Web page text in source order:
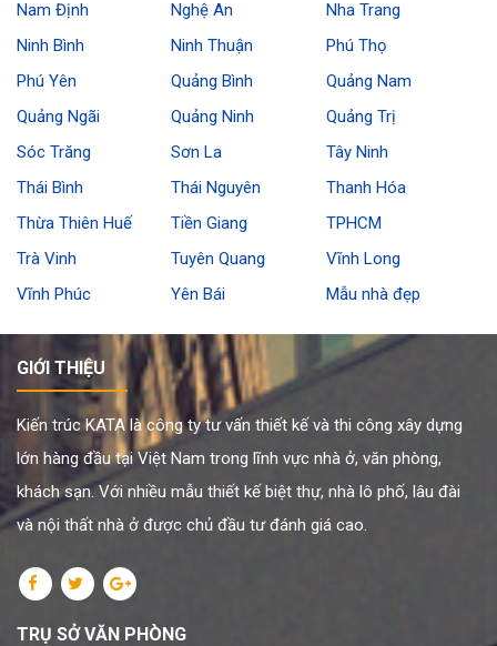
Nam Định
Nghệ An
Nha Trang
Ninh Bình
Ninh Thuận
Phú Thọ
Phú Yên
Quảng Bình
Quảng Nam
Quảng Ngãi
Quảng Ninh
Quảng Trị
Sóc Trăng
Sơn La
Tây Ninh
Thái Bình
Thái Nguyên
Thanh Hóa
Thừa Thiên Huế
Tiền Giang
TPHCM
Trà Vinh
Tuyên Quang
Vĩnh Long
Vĩnh Phúc
Yên Bái Mẫu nhà đẹp
GIỚI THIỆU
Kiến trúc KATA là công ty tư vấn thiết kế và thi công xây dựng
lớn hàng đầu tại Việt Nam trong lĩnh vực nhà ở, văn phòng,
khách sạn. Với nhiều mẫu thiết kế biệt thự, nhà lô phố, lâu đài
và nội thất nhà ở được chủ đầu tư đánh giá cao.
TRỤ SỞ VĂN PHÒNG